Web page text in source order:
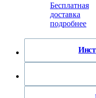
Бесплатная
доставка
подробнее